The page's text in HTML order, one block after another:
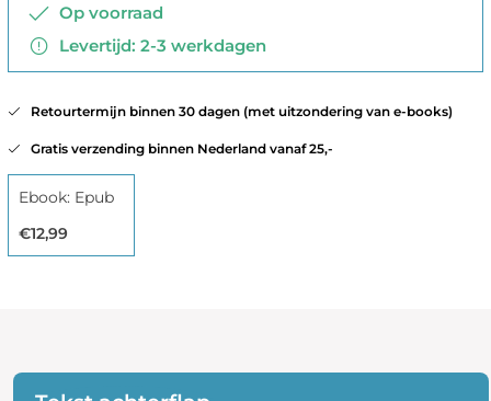
Op voorraad
Levertijd: 2-3 werkdagen
Retourtermijn binnen 30 dagen (met uitzondering van e-books)
Gratis verzending binnen Nederland vanaf 25,-
Ebook: Epub
€12,99